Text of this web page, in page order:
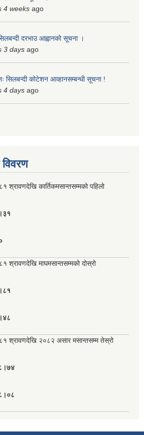
4 weeks ago
दरभाउ आह्वानको सूचना ।
3 days ago
सिलबन्दी कोटेशन आव्हानसम्बन्धी सूचना !
4 days ago
श्रावणदेखि कार्तिकमसान्तसम्मको पहिलो
श्रावणदेखि माघमसान्तसम्मको दोस्रो
श्रावणदेखि २०८२ असार मसान्तसम्म तेस्रो